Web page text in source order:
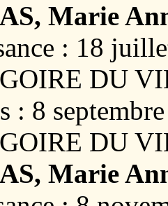
Marie
: 18
DU
: 8
DU
Marie